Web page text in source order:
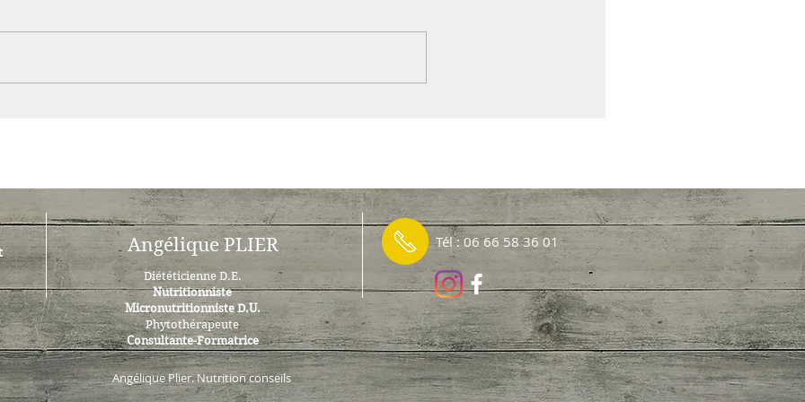
Angélique PLIER
Diététicienne D.E.
Nutritionniste
Micronutritionniste D.U.
Phytothérapeute
Consultante-Formatrice
Tél : 06 66 58 36 01
Angélique Plier. Nutrition conseils